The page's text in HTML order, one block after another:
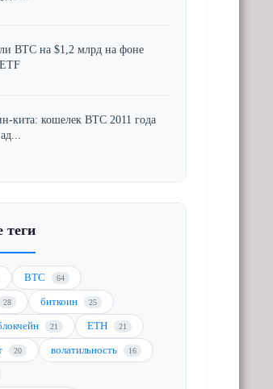
BTC на $1,2 млрд на фоне
кита: кошелек BTC 2011 года
BTC 64
28 биткоин 25
21 ETH 21
20 волатильность 16